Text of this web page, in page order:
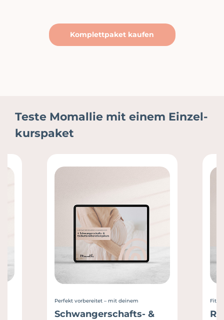
Komplettpaket kaufen
Teste Momallie mit einem Einzel­
kurspaket
Perfekt vorbereitet – mit deinem
Schwanger­schafts- &
Fit